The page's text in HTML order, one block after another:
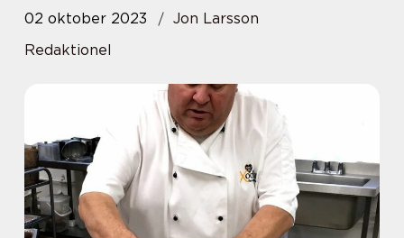
02 oktober 2023
Jon Larsson
Redaktionel